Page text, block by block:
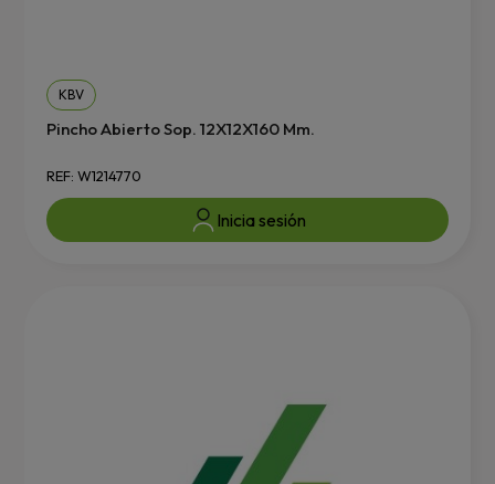
KBV
Pincho Abierto Sop. 12X12X160 Mm.
REF: W1214770
Inicia sesión